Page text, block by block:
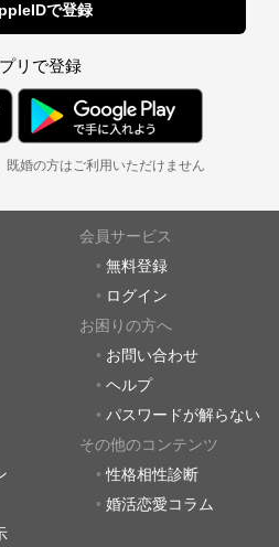
で登録
リで登録
既婚の方はご利用いただけません
会員サービス
無料登録
ログイン
お困りの方へ
お問い合わせ
ヘルプ
パスワードが解らない
その他のコンテンツ
性格相性診断
婚活恋愛コラム